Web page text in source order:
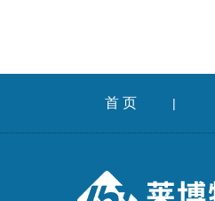
首 页 |